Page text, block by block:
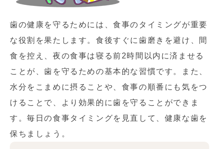
歯の健康を守るためには、食事のタイミングが重要
な役割を果たします。食後すぐに歯磨きを避け、間
食を控え、夜の食事は寝る前2時間以内に済ませる
ことが、歯を守るための基本的な習慣です。また、
水分をこまめに摂ることや、食事の順番にも気をつ
けることで、より効果的に歯を守ることができま
す。毎日の食事タイミングを見直して、健康な歯を
保ちましょう。